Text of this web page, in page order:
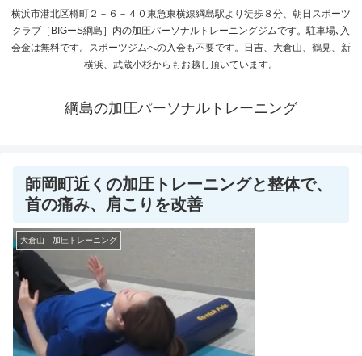
横浜市港北区樽町２－６－４０東急東横線綱島駅より徒歩８分、朝日スポーツ
クラブ［BIGーS綱島］内の加圧パーソナルトレーニングジムです。駐車場､入
会金は無料です。スポーツジムへの入会も不要です。日吉、大倉山、鶴見、新
横浜、武蔵小杉からもお越し頂いています。
綱島の加圧パーソナルトレーニング
師岡町近くの加圧トレーニングと整体で、
首の痛み、肩こりを改善
大倉山 加圧トレーニング